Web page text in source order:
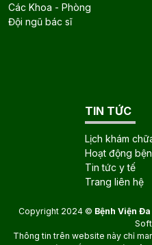
Các Khoa - Phòng
Đội ngũ bác sĩ
TIN TỨC
Lịch khám
Hoạt động
Tin tức y tế
Trang liên hệ
Copyright 2024 © Bệnh Viện
Thông tin trên website này chỉ